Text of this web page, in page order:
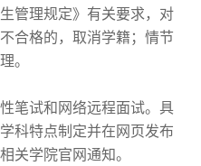
管理规定》有关要求，对
合格的，取消学籍；情节
。
试和网络远程面试。具
科特点制定并在网页发布
关学院官网通知。